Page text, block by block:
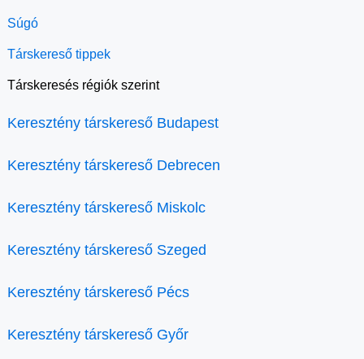
Súgó
Társkereső tippek
Társkeresés régiók szerint
Keresztény társkereső Budapest
Keresztény társkereső Debrecen
Keresztény társkereső Miskolc
Keresztény társkereső Szeged
Keresztény társkereső Pécs
Keresztény társkereső Győr